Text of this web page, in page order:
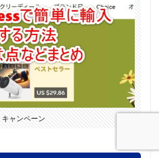
キャンペーン